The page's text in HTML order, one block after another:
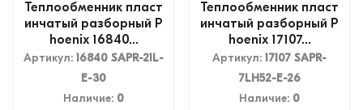
Теплообменник пласт
инчатый разборный P
hoenix 16840...
Артикул: 16840 SAPR-21L-
E-30
Наличие: 0
Теплообменник пласт
инчатый разборный P
hoenix 17107...
Артикул: 17107 SAPR-
7LH52-E-26
Наличие: 0